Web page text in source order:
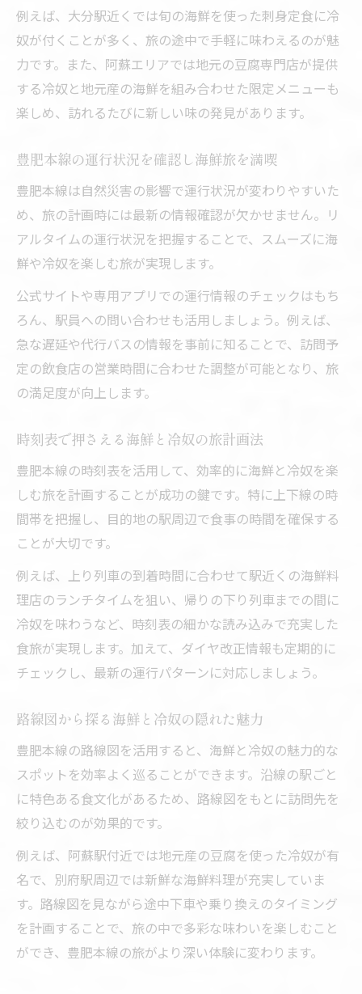
ダイヤ改正時の時刻表活用と海鮮旅の工夫
海鮮と冷奴で感じる阿蘇高原線の魅力
海鮮と冷奴が映える阿蘇高原線の車窓体験
豊肥本線路線図で巡る冷奴と海鮮スポット
時刻表を見て阿蘇高原線の海鮮旅に出発
ダイヤ改正後も楽しむ冷奴と海鮮の旅情
豊肥本線ダイヤ改正で変わる旅のスタイル
ダイヤ改正で広がる海鮮と冷奴の旅プラン
新ダイヤで楽しむ冷奴と海鮮旅のコツ
運行状況に合わせた冷奴と海鮮の体験法
時刻表と特急で楽しむ海鮮旅の新提案
路線図から探るダイヤ改正後の楽しみ方
例えば、大分駅近くでは旬の海鮮を使った刺身定食に冷
奴が付くことが多く、旅の途中で手軽に味わえるのが魅
力です。また、阿蘇エリアでは地元の豆腐専門店が提供
する冷奴と地元産の海鮮を組み合わせた限定メニューも
楽しめ、訪れるたびに新しい味の発見があります。
豊肥本線の運行状況を確認し海鮮旅を満喫
豊肥本線は自然災害の影響で運行状況が変わりやすいた
め、旅の計画時には最新の情報確認が欠かせません。リ
アルタイムの運行状況を把握することで、スムーズに海
鮮や冷奴を楽しむ旅が実現します。
公式サイトや専用アプリでの運行情報のチェックはもち
ろん、駅員への問い合わせも活用しましょう。例えば、
急な遅延や代行バスの情報を事前に知ることで、訪問予
定の飲食店の営業時間に合わせた調整が可能となり、旅
の満足度が向上します。
時刻表で押さえる海鮮と冷奴の旅計画法
豊肥本線の時刻表を活用して、効率的に海鮮と冷奴を楽
しむ旅を計画することが成功の鍵です。特に上下線の時
間帯を把握し、目的地の駅周辺で食事の時間を確保する
ことが大切です。
例えば、上り列車の到着時間に合わせて駅近くの海鮮料
理店のランチタイムを狙い、帰りの下り列車までの間に
冷奴を味わうなど、時刻表の細かな読み込みで充実した
食旅が実現します。加えて、ダイヤ改正情報も定期的に
チェックし、最新の運行パターンに対応しましょう。
路線図から探る海鮮と冷奴の隠れた魅力
豊肥本線の路線図を活用すると、海鮮と冷奴の魅力的な
スポットを効率よく巡ることができます。沿線の駅ごと
に特色ある食文化があるため、路線図をもとに訪問先を
絞り込むのが効果的です。
例えば、阿蘇駅付近では地元産の豆腐を使った冷奴が有
名で、別府駅周辺では新鮮な海鮮料理が充実していま
す。路線図を見ながら途中下車や乗り換えのタイミング
を計画することで、旅の中で多彩な味わいを楽しむこと
ができ、豊肥本線の旅がより深い体験に変わります。